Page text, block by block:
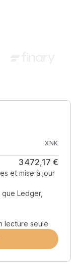
XNK
3 472,17 €
et mise à jour
Ledger,
lecture seule